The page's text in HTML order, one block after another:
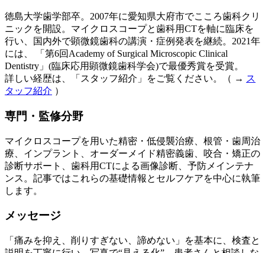
徳島大学歯学部卒。2007年に愛知県大府市でこころ歯科クリ
ニックを開設。マイクロスコープと歯科用CTを軸に臨床を
行い、国内外で顕微鏡歯科の講演・症例発表を継続。2021年
には、 「第6回Academy of Surgical Microscopic Clinical
Dentistry」(臨床応用顕微鏡歯科学会)で最優秀賞を受賞。
詳しい経歴は、「スタッフ紹介」をご覧ください。（ → ス
タッフ紹介 ）
専門・監修分野
マイクロスコープを用いた精密・低侵襲治療、根管・歯周治
療、インプラント、オーダーメイド精密義歯、咬合・矯正の
診断サポート、歯科用CTによる画像診断、予防メインテナ
ンス。記事ではこれらの基礎情報とセルフケアを中心に執筆
します。
メッセージ
「痛みを抑え、削りすぎない、諦めない」を基本に、検査と